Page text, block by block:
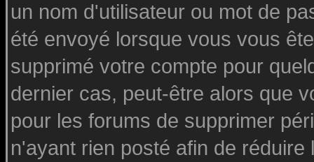
un nom d'utilisateur ou mot de
été envoyé lorsque vous vous
supprimé votre compte pour
dernier cas, peut-être alors que
pour les forums de supprimer
n'ayant rien posté afin de